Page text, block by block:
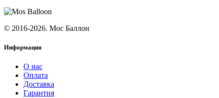
© 2016-2026. Мос Баллон
Информация
О нас
Оплата
Доставка
Гарантия